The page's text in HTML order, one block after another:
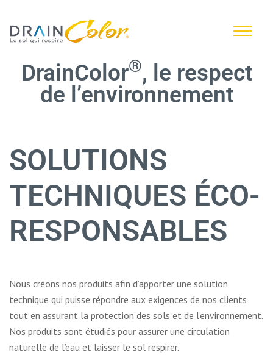
DrainColor®, le respect
de l’environnement
SOLUTIONS
TECHNIQUES ÉCO-
RESPONSABLES
Nous créons nos produits afin d’apporter une solution
technique qui puisse répondre aux exigences de nos clients
tout en assurant la protection des sols et de l’environnement.
Nos produits sont étudiés pour assurer une circulation
naturelle de l’eau et laisser le sol respirer.